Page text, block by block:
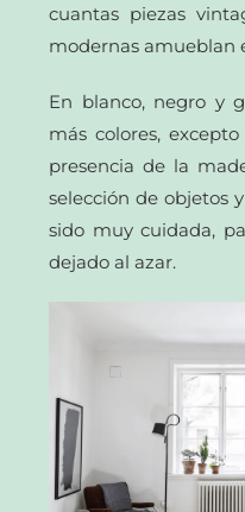
cuantas piezas
modernas amueblan
En blanco, negro y
más colores,
presencia de la
selección de objetos
sido muy cuidada,
dejado al azar.